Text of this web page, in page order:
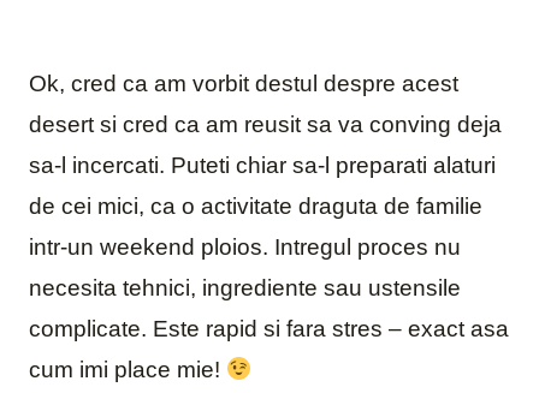
Ok, cred ca am vorbit destul despre acest
desert si cred ca am reusit sa va conving deja
sa-l incercati. Puteti chiar sa-l preparati alaturi
de cei mici, ca o activitate draguta de familie
intr-un weekend ploios. Intregul proces nu
necesita tehnici, ingrediente sau ustensile
complicate. Este rapid si fara stres – exact asa
cum imi place mie!